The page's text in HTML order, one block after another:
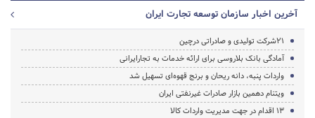
آخرین اخبار سازمان توسعه تجارت ایران
21شرکت تولیدی و صادراتی درچین
آمادگی بانک بلاروسی برای ارائه خدمات به تجارایرانی
واردات پنبه، دانه ریحان و برنج قهوه‌ای تسهیل شد
ویتنام دهمین بازار صادرات غیرنفتی ایران
۱۳ اقدام در جهت مدیریت واردات کالا